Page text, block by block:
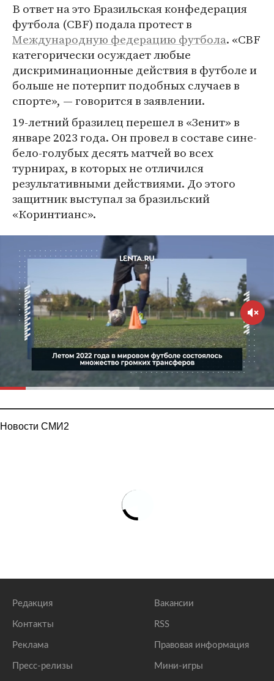
В ответ на это Бразильская конфедерация
футбола (CBF) подала протест в
Международную федерацию футбола. «CBF
категорически осуждает любые
дискриминационные действия в футболе и
больше не потерпит подобных случаев в
спорте», — говорится в заявлении.
19-летний бразилец перешел в «Зенит» в
январе 2023 года. Он провел в составе сине-
бело-голубых десять матчей во всех
турнирах, в которых не отличился
результативными действиями. До этого
защитник выступал за бразильский
«Коринтианс».
Новости СМИ2
Редакция
Контакты
Реклама
Пресс-релизы
Вакансии
RSS
Правовая информация
Мини-игры